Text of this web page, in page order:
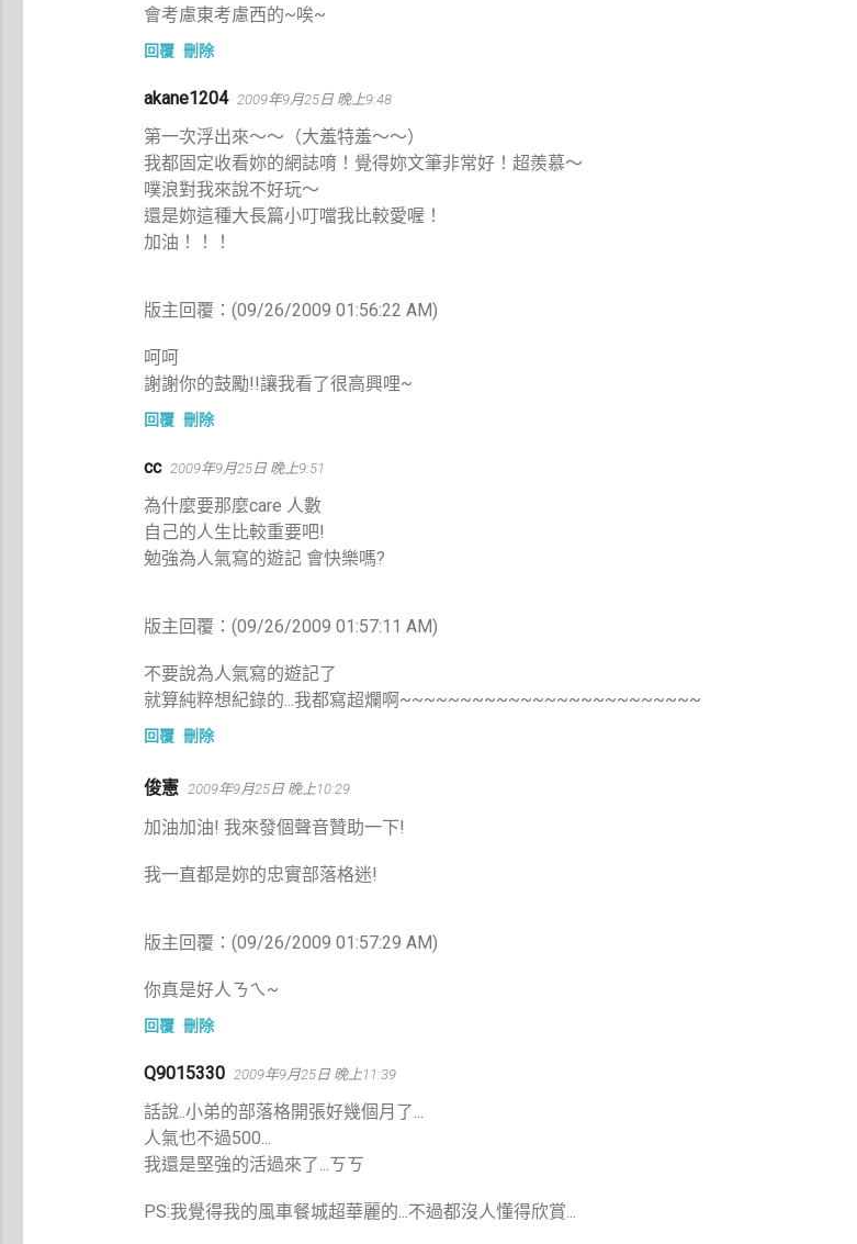
會考慮東考慮西的~唉~
回覆 刪除
akane1204 2009年9月25日 晚上9:48
第一次浮出來～～（大羞特羞～～）
我都固定收看妳的網誌唷！覺得妳文筆非常好！超羨慕～
噗浪對我來說不好玩～
還是妳這種大長篇小叮噹我比較愛喔！
加油！！！
版主回覆：(09/26/2009 01:56:22 AM)
呵呵
謝謝你的鼓勵!!讓我看了很高興哩~
回覆 刪除
cc 2009年9月25日 晚上9:51
為什麼要那麼care 人數
自己的人生比較重要吧!
勉強為人氣寫的遊記 會快樂嗎?
版主回覆：(09/26/2009 01:57:11 AM)
不要說為人氣寫的遊記了
就算純粹想紀錄的...我都寫超爛啊~~~~~~~~~~~~~~~~~~~~~~~~~
回覆 刪除
俊憲 2009年9月25日 晚上10:29
加油加油! 我來發個聲音贊助一下!
我一直都是妳的忠實部落格迷!
版主回覆：(09/26/2009 01:57:29 AM)
你真是好人ㄋㄟ~
回覆 刪除
Q9015330 2009年9月25日 晚上11:39
話說..小弟的部落格開張好幾個月了...
人氣也不過500...
我還是堅強的活過來了...ㄎㄎ
PS:我覺得我的風車餐城超華麗的...不過都沒人懂得欣賞...